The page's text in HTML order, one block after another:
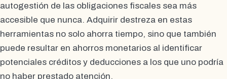
autogestión de las obligaciones fiscales sea más
accesible que nunca. Adquirir destreza en estas
herramientas no solo ahorra tiempo, sino que también
puede resultar en ahorros monetarios al identificar
potenciales créditos y deducciones a los que uno podría
no haber prestado atención.